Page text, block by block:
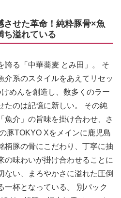
させた革命！純粋豚骨×魚
ち溢れている
誇る「中華蕎麦 とみ田」。 そ
介系のスタイルをあえてリセッ
めんを創造し、数多くのラー
たのは記憶に新しい。 その純
魚介」の旨味を掛け合わせ、さ
豚TOKYO Xをメインに鹿児島
柄豚の骨にこだわり、丁寧に抽
の味わいが掛け合わせることに
ない、まろやかさに溢れた圧倒
一杯となっている。 別パック